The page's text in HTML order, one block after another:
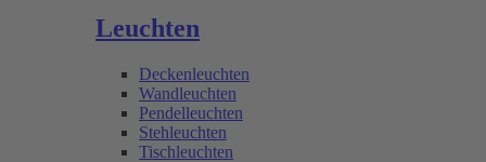
Leuchten
Deckenleuchten
Wandleuchten
Pendelleuchten
Stehleuchten
Tischleuchten